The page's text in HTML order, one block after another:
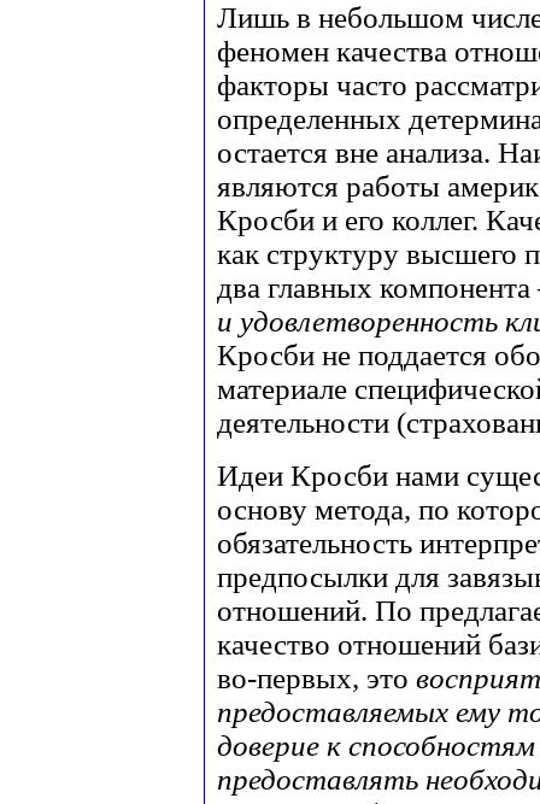
Лишь в небольшом
феномен качества
факторы часто
определенных
остается вне анализа.
являются работы
Кросби и его коллег.
как структуру высшего
два главных
и удовлетворенность
Кросби не поддается
материале
деятельности
Идеи Кросби нами
основу метода, по
обязательность
предпосылки для
отношений. По
качество отношений
во-первых, это
предоставляемых ему
доверие к
предоставлять